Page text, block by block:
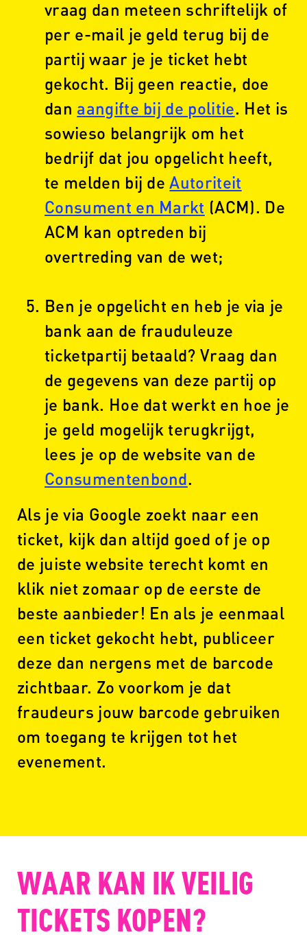
vraag dan meteen schriftelijk of
per e-mail je geld terug bij de
partij waar je je ticket hebt
gekocht. Bij geen reactie, doe
dan aangifte bij de politie. Het is
sowieso belangrijk om het
bedrijf dat jou opgelicht heeft,
te melden bij deAutoriteit
Consument en Markt (ACM). De
ACM kan optreden bij
overtreding van de wet;
Ben je opgelicht en heb je via je
bank aan de frauduleuze
ticketpartij betaald? Vraag dan
de gegevens van deze partij op
je bank. Hoe dat werkt en hoe je
je geld mogelijk terugkrijgt,
lees je op de website van de
Consumentenbond.
Als je via Google zoekt naar een
ticket, kijk dan altijd goed of je op
de juiste website terecht komt en
klik niet zomaar op de eerste de
beste aanbieder! En als je eenmaal
een ticket gekocht hebt, publiceer
deze dan nergens met de barcode
zichtbaar. Zo voorkom je dat
fraudeurs jouw barcode gebruiken
om toegang te krijgen tot het
evenement.
WAAR KAN IK VEILIG
TICKETS KOPEN?